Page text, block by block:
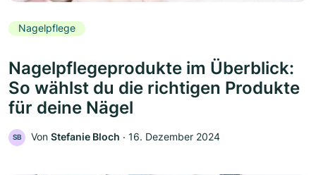
Nagelpflege
Nagelpflegeprodukte im Überblick:
So wählst du die richtigen Produkte
für deine Nägel
SB Von Stefanie Bloch ‧ 16. Dezember 2024